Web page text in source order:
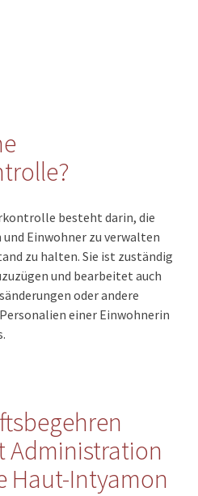
besteht darin, die
Einwohner zu verwalten
zu halten. Sie ist zuständig
und bearbeitet auch
oder andere
einer Einwohnerin
Administration
Haut-Intyamon